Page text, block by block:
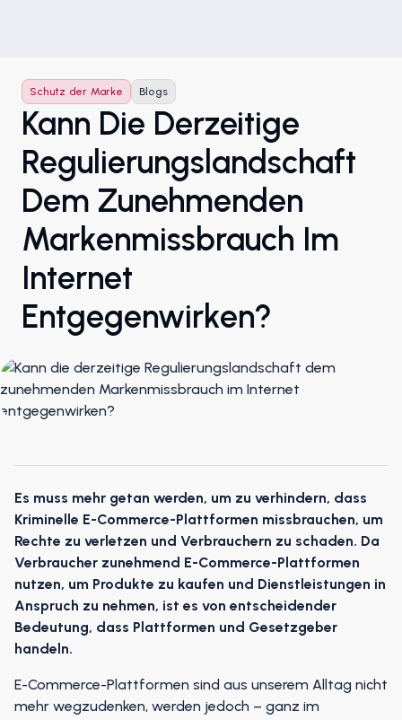
Schutz der Marke Blogs
Kann Die Derzeitige
Regulierungslandschaft
Dem Zunehmenden
Markenmissbrauch Im
Internet
Entgegenwirken?
Es muss mehr getan werden, um zu verhindern, dass
Kriminelle E-Commerce-Plattformen missbrauchen, um
Rechte zu verletzen und Verbrauchern zu schaden. Da
Verbraucher zunehmend E-Commerce-Plattformen
nutzen, um Produkte zu kaufen und Dienstleistungen in
Anspruch zu nehmen, ist es von entscheidender
Bedeutung, dass Plattformen und Gesetzgeber
handeln.
E-Commerce-Plattformen sind aus unserem Alltag nicht
mehr wegzudenken, werden jedoch – ganz im